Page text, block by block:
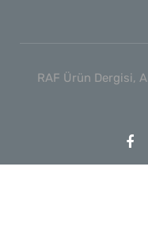
RAF Ürün Dergisi,